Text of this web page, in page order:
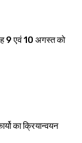
9 एवं 10 अगस्त को
का क्रियान्वयन